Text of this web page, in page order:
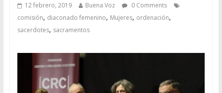
12 febrero, 2019 Buena Voz
0 Comments
comisión, diaconado femenino, Mujeres, ordenación,
sacerdotes, sacramentos